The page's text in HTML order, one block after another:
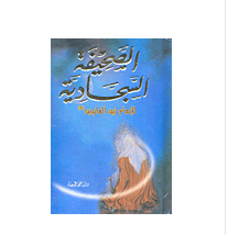
ملابس
مطرزات
حقائب
حلي
عناية
iKitab
حدود
عن
الشركة
سياسة
حسابك